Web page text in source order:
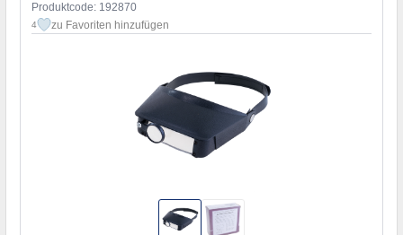
Produktcode: 192870
4 zu Favoriten hinzufügen